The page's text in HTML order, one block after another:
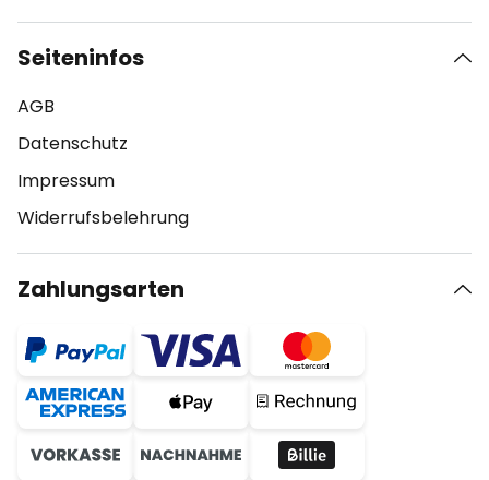
Seiteninfos
AGB
Datenschutz
Impressum
Widerrufsbelehrung
Zahlungsarten